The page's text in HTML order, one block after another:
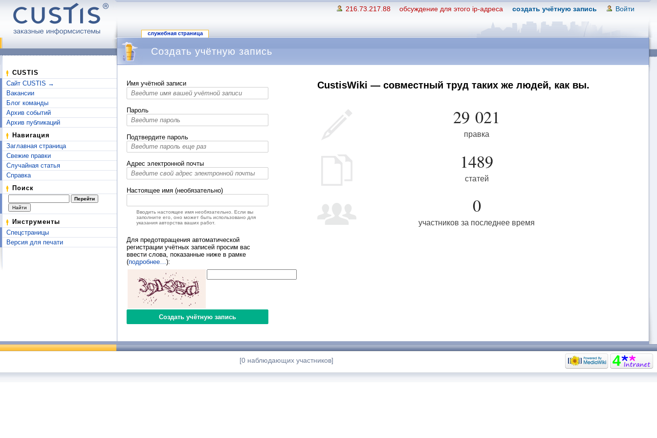
216.73.217.88 обсуждение для этого ip-адреса создать учётную запись Войти
служебная страница
CUSTIS
Сайт CUSTIS →
Вакансии
Блог команды
Архив событий
Архив публикаций
Навигация
Заглавная страница
Свежие правки
Случайная статья
Справка
Поиск
Инструменты
Спецстраницы
Версия для печати
Создать учётную запись
Имя учётной записи
Пароль
Подтвердите пароль
Адрес электронной почты
Настоящее имя (необязательно)
Вводить настоящее имя необязательно. Если вы
заполните его, оно может быть использовано для
указания авторства ваших работ.
Для предотвращения автоматической
регистрации учётных записей просим вас
ввести слова, показанные ниже в рамке
(подробнее… ):
CustisWiki — совместный труд таких же людей, как вы.
29 021
правка
1489
статей
0
участников за последнее время
[0 наблюдающих участников]